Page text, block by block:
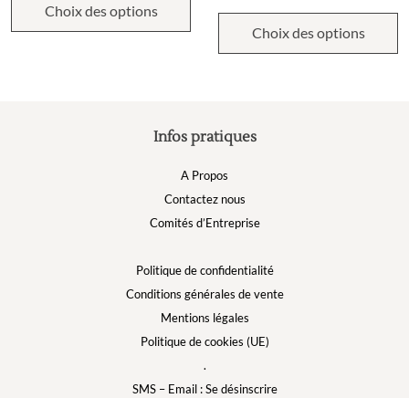
Choix des options
Choix des options
Infos pratiques
A Propos
Contactez nous
Comités d’Entreprise
Politique de confidentialité
Conditions générales de vente
Mentions légales
Politique de cookies (UE)
.
SMS – Email : Se désinscrire